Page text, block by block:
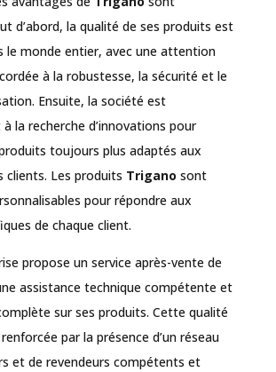
d’abord, la qualité de ses produits est
le monde entier, avec une attention
à la robustesse, la sécurité et le
Ensuite, la société est
la recherche d’innovations pour
toujours plus adaptés aux
clients. Les produits Trigano sont
pour répondre aux
de chaque client.
propose un service après-vente de
assistance technique compétente et
sur ses produits. Cette qualité
par la présence d’un réseau
et de revendeurs compétents et